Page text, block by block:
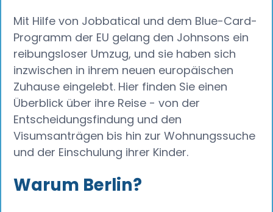
Mit Hilfe von Jobbatical und dem Blue-Card-
Programm der EU gelang den Johnsons ein
reibungsloser Umzug, und sie haben sich
inzwischen in ihrem neuen europäischen
Zuhause eingelebt. Hier finden Sie einen
Überblick über ihre Reise - von der
Entscheidungsfindung und den
Visumsanträgen bis hin zur Wohnungssuche
und der Einschulung ihrer Kinder.
Warum Berlin?